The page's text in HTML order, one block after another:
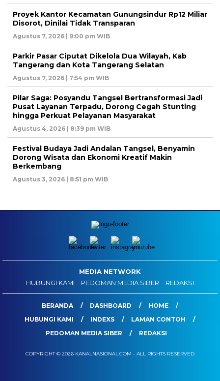
Proyek Kantor Kecamatan Gunungsindur Rp12 Miliar
Disorot, Dinilai Tidak Transparan
Agustus 7, 2026 | 9:00 pm WIB
Parkir Pasar Ciputat Dikelola Dua Wilayah, Kab
Tangerang dan Kota Tangerang Selatan
Agustus 7, 2026 | 7:54 pm WIB
Pilar Saga: Posyandu Tangsel Bertransformasi Jadi
Pusat Layanan Terpadu, Dorong Cegah Stunting
hingga Perkuat Pelayanan Masyarakat
Agustus 4, 2026 | 8:39 pm WIB
Festival Budaya Jadi Andalan Tangsel, Benyamin
Dorong Wisata dan Ekonomi Kreatif Makin
Berkembang
Agustus 3, 2026 | 8:51 pm WIB
MEDIA NETWORK
HUBUNGI KAMI
PEDOMAN MEDIA SIBER REDAKSI
BERANDA DASHBOARD
HOME
HUBUNGI KAMI
INDEXS
LAMAN CONTOH
PEDOMAN MEDIA SIBER
REDAKSI
COPYRIGHT © 2026 KANALNASIONAL.COM - ALL RIGHTS RESERVED